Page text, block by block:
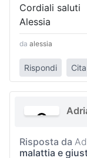
Cordiali saluti
Alessia
da alessia
Rispondi Cita
Risposta da
malattia e